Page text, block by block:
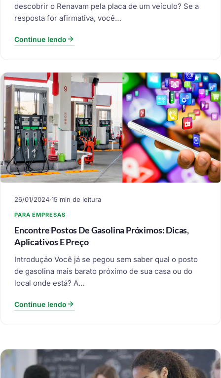
descobrir o Renavam pela placa de um veículo? Se a
resposta for afirmativa, você…
Continue lendo
26/01/2024·15 min de leitura
PARA EMPRESAS
Encontre Postos De Gasolina Próximos: Dicas,
Aplicativos E Preço
Introdução Você já se pegou sem saber qual o posto
de gasolina mais barato próximo de sua casa ou do
local onde está? A…
Continue lendo